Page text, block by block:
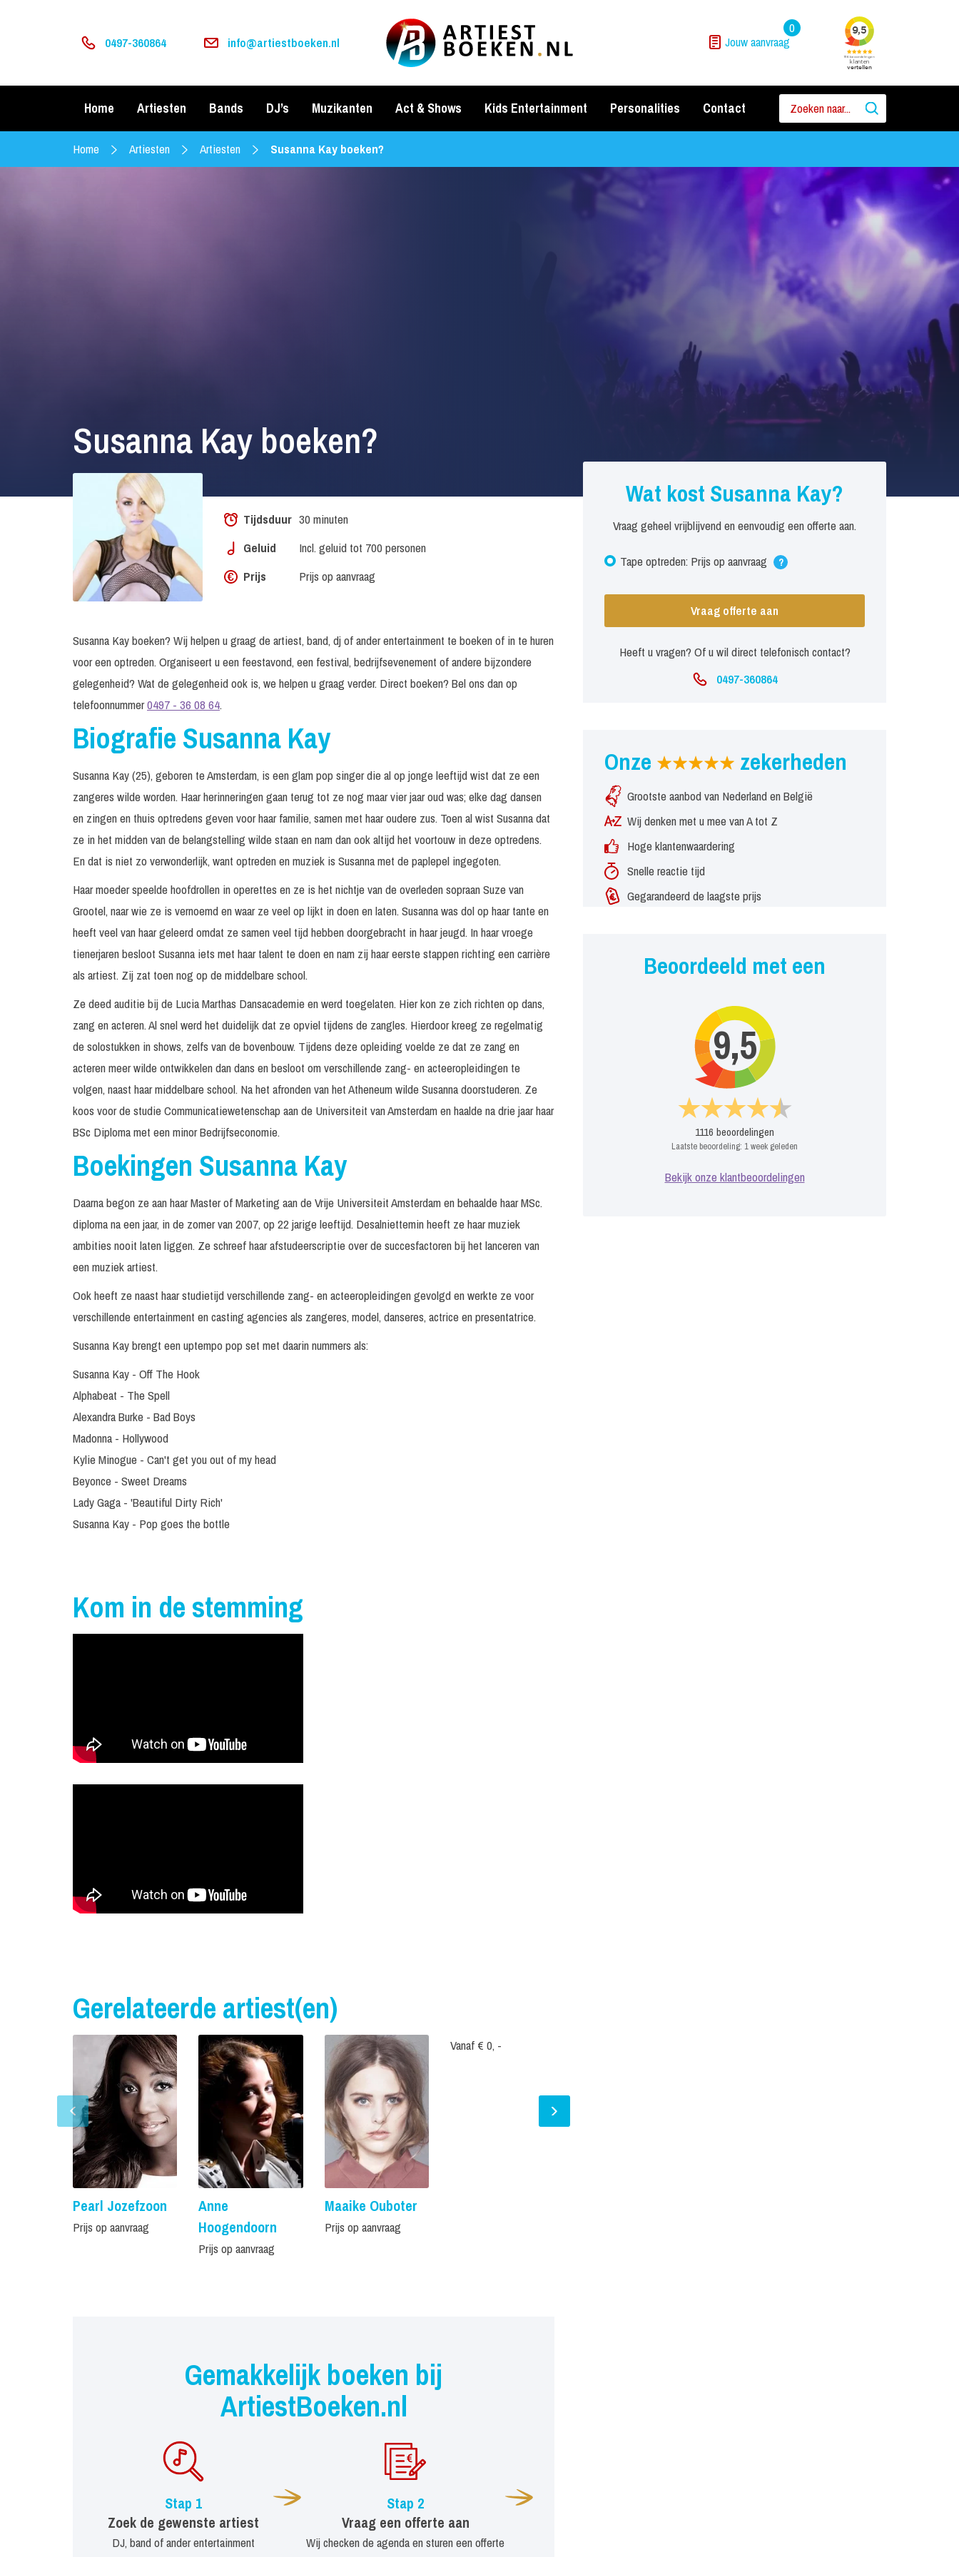
0497-360864 info@artiestboeken.nl Jouw aanvraag
0
Home Artiesten Bands DJ’s Muzikanten Act & Shows Kids Entertainment Personalities Contact
Home Artiesten Artiesten Susanna Kay boeken?
Susanna Kay boeken?
Tijdsduur 30 minuten
Geluid
Incl. geluid tot 700 personen
Prijs
Prijs op aanvraag
Susanna Kay boeken? Wij helpen u graag de artiest, band, dj of ander entertainment te boeken of in te huren
voor een optreden. Organiseert u een feestavond, een festival, bedrijfsevenement of andere bijzondere
gelegenheid? Wat de gelegenheid ook is, we helpen u graag verder. Direct boeken? Bel ons dan op
telefoonnummer0497 - 36 08 64.
Biografie Susanna Kay
Susanna Kay (25), geboren te Amsterdam, is een glam pop singer die al op jonge leeftijd wist dat ze een
zangeres wilde worden. Haar herinneringen gaan terug tot ze nog maar vier jaar oud was; elke dag dansen
en zingen en thuis optredens geven voor haar familie, samen met haar oudere zus. Toen al wist Susanna dat
ze in het midden van de belangstelling wilde staan en nam dan ook altijd het voortouw in deze optredens.
En dat is niet zo verwonderlijk, want optreden en muziek is Susanna met de paplepel ingegoten.
Haar moeder speelde hoofdrollen in operettes en ze is het nichtje van de overleden sopraan Suze van
Grootel, naar wie ze is vernoemd en waar ze veel op lijkt in doen en laten. Susanna was dol op haar tante en
heeft veel van haar geleerd omdat ze samen veel tijd hebben doorgebracht in haar jeugd. In haar vroege
tienerjaren besloot Susanna iets met haar talent te doen en nam zij haar eerste stappen richting een carrière
als artiest. Zij zat toen nog op de middelbare school.
Ze deed auditie bij de Lucia Marthas Dansacademie en werd toegelaten. Hier kon ze zich richten op dans,
zang en acteren. Al snel werd het duidelijk dat ze opviel tijdens de zangles. Hierdoor kreeg ze regelmatig
de solostukken in shows, zelfs van de bovenbouw. Tijdens deze opleiding voelde ze dat ze zang en
acteren meer wilde ontwikkelen dan dans en besloot om verschillende zang- en acteeropleidingen te
volgen, naast haar middelbare school. Na het afronden van het Atheneum wilde Susanna doorstuderen. Ze
koos voor de studie Communicatiewetenschap aan de Universiteit van Amsterdam en haalde na drie jaar haar
BSc Diploma met een minor Bedrijfseconomie.
Boekingen Susanna Kay
Daarna begon ze aan haar Master of Marketing aan de Vrije Universiteit Amsterdam en behaalde haar MSc.
diploma na een jaar, in de zomer van 2007, op 22 jarige leeftijd. Desalniettemin heeft ze haar muziek
ambities nooit laten liggen. Ze schreef haar afstudeerscriptie over de succesfactoren bij het lanceren van
een muziek artiest.
Ook heeft ze naast haar studietijd verschillende zang- en acteeropleidingen gevolgd en werkte ze voor
verschillende entertainment en casting agencies als zangeres, model, danseres, actrice en presentatrice.
Susanna Kay brengt een uptempo pop set met daarin nummers als:
Susanna Kay - Off The Hook
Alphabeat - The Spell
Alexandra Burke - Bad Boys
Madonna - Hollywood
Kylie Minogue - Can't get you out of my head
Beyonce - Sweet Dreams
Lady Gaga - 'Beautiful Dirty Rich'
Susanna Kay - Pop goes the bottle
Kom in de stemming
Wat kost Susanna Kay?
Vraag geheel vrijblijvend en eenvoudig een offerte aan.
Tape optreden: Prijs op aanvraag ?
Vraag offerte aan
Heeft u vragen? Of u wil direct telefonisch contact?
0497-360864
Onze zekerheden
Grootste aanbod van Nederland en België
Wij denken met u mee van A tot Z
Hoge klantenwaardering
Snelle reactie tijd
Gegarandeerd de laagste prijs
Beoordeeld met een
9,5
1116 beoordelingen
Laatste beoordeling: 1 week geleden
Bekijk onze klantbeoordelingen
Gerelateerde artiest(en)
Pearl Jozefzoon
Prijs op aanvraag
Anne
Hoogendoorn
Prijs op aanvraag
Maaike Ouboter
Prijs op aanvraag
Vanaf € 0, -
Gemakkelijk boeken bij
ArtiestBoeken.nl
Stap 1
Zoek de gewenste artiest
DJ, band of ander entertainment
Stap 2
Vraag een offerte aan
Wij checken de agenda en sturen een offerte